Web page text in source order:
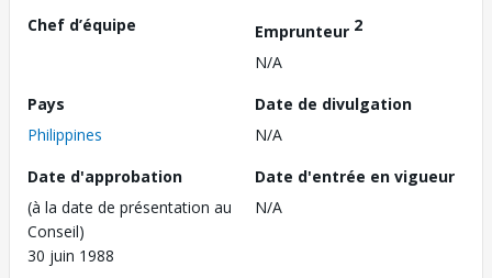
Chef d’équipe
Emprunteur 2
N/A
Pays
Philippines
Date de divulgation
N/A
Date d'approbation
(à la date de présentation au
Conseil)
30 juin 1988
Date d'entrée en vigueur
N/A